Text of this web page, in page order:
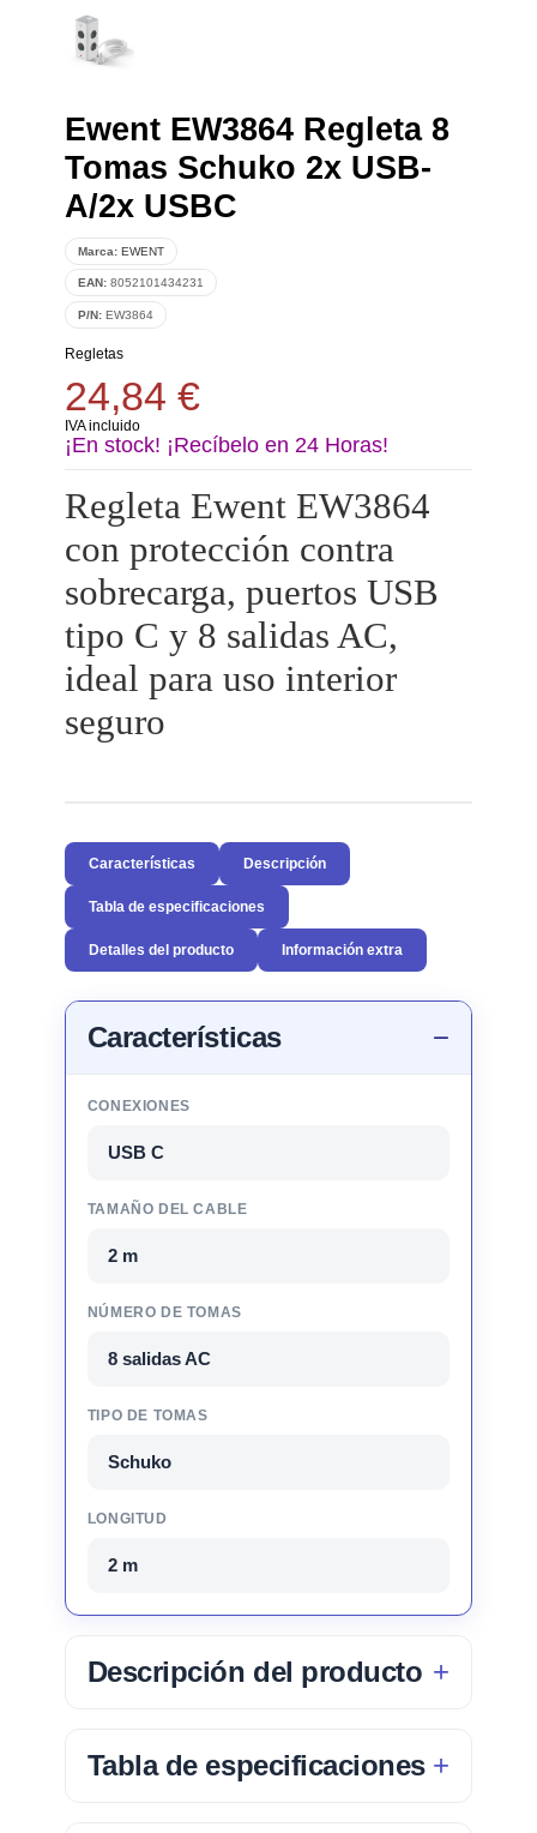
Ewent EW3864 Regleta 8
Tomas Schuko 2x USB-
A/2x USBC
Marca: EWENT
EAN: 8052101434231
P/N: EW3864
Regletas
24,84 €
IVA incluido
¡En stock! ¡Recíbelo en 24 Horas!
Regleta Ewent EW3864
con protección contra
sobrecarga, puertos USB
tipo C y 8 salidas AC,
ideal para uso interior
seguro
Características Descripción
Tabla de especificaciones
Detalles del producto Información extra
Características
CONEXIONES
USB C
TAMAÑO DEL CABLE
2 m
NÚMERO DE TOMAS
8 salidas AC
TIPO DE TOMAS
Schuko
LONGITUD
2 m
Descripción del producto
Tabla de especificaciones